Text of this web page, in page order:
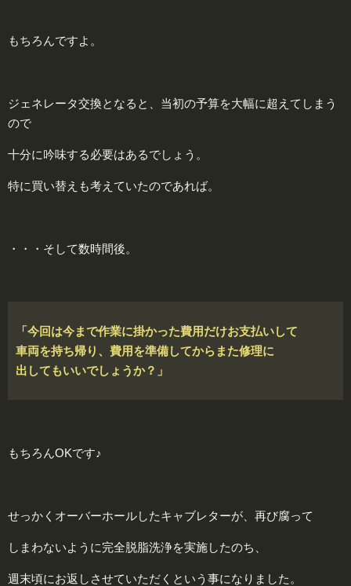
もちろんですよ。
ジェネレータ交換となると、当初の予算を大幅に超えてしまう
ので
十分に吟味する必要はあるでしょう。
特に買い替えも考えていたのであれば。
・・・そして数時間後。
「今回は今まで作業に掛かった費用だけお支払いして
車両を持ち帰り、 費用を準備してからまた修理に
出してもいいでしょうか？」
もちろんOKです♪
せっかくオーバーホールしたキャブレターが、再び腐って
しまわないように完全脱脂洗浄を実施したのち、
週末頃にお返しさせていただくという事になりました。